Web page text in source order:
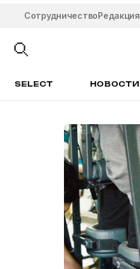
СотрудничествоРедакция
SELECT НОВОСТИ